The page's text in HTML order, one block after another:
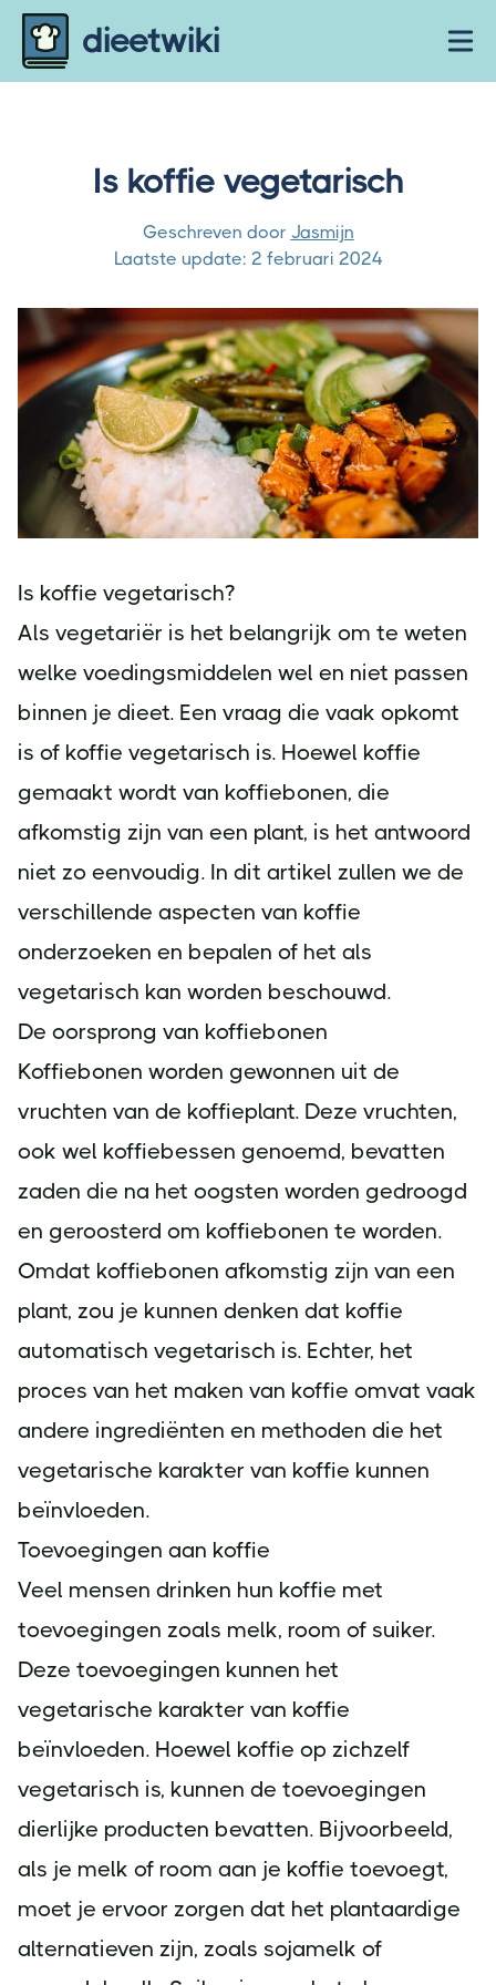
Skip to content
dieetwiki
Is koffie vegetarisch
Geschreven door Jasmijn
Laatste update: 2 februari 2024
Is koffie vegetarisch?
Als vegetariër is het belangrijk om te weten
welke voedingsmiddelen wel en niet passen
binnen je dieet. Een vraag die vaak opkomt
is of koffie vegetarisch is. Hoewel koffie
gemaakt wordt van koffiebonen, die
afkomstig zijn van een plant, is het antwoord
niet zo eenvoudig. In dit artikel zullen we de
verschillende aspecten van koffie
onderzoeken en bepalen of het als
vegetarisch kan worden beschouwd.
De oorsprong van koffiebonen
Koffiebonen worden gewonnen uit de
vruchten van de koffieplant. Deze vruchten,
ook wel koffiebessen genoemd, bevatten
zaden die na het oogsten worden gedroogd
en geroosterd om koffiebonen te worden.
Omdat koffiebonen afkomstig zijn van een
plant, zou je kunnen denken dat koffie
automatisch vegetarisch is. Echter, het
proces van het maken van koffie omvat vaak
andere ingrediënten en methoden die het
vegetarische karakter van koffie kunnen
beïnvloeden.
Toevoegingen aan koffie
Veel mensen drinken hun koffie met
toevoegingen zoals melk, room of suiker.
Deze toevoegingen kunnen het
vegetarische karakter van koffie
beïnvloeden. Hoewel koffie op zichzelf
vegetarisch is, kunnen de toevoegingen
dierlijke producten bevatten. Bijvoorbeeld,
als je melk of room aan je koffie toevoegt,
moet je ervoor zorgen dat het plantaardige
alternatieven zijn, zoals sojamelk of